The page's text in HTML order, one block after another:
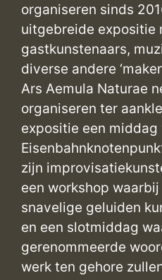
organiseren sinds
uitgebreide expositie
gastkunstenaars,
diverse andere
Ars Aemula Naturae
organiseren ter
expositie een middag
zijn
een workshop
snavelige geluiden
en een slotmiddag
gerenommeerde
werk ten gehore